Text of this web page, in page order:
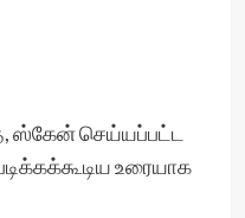
ஸ்கேன் செய்யப்பட்ட
உரையாக